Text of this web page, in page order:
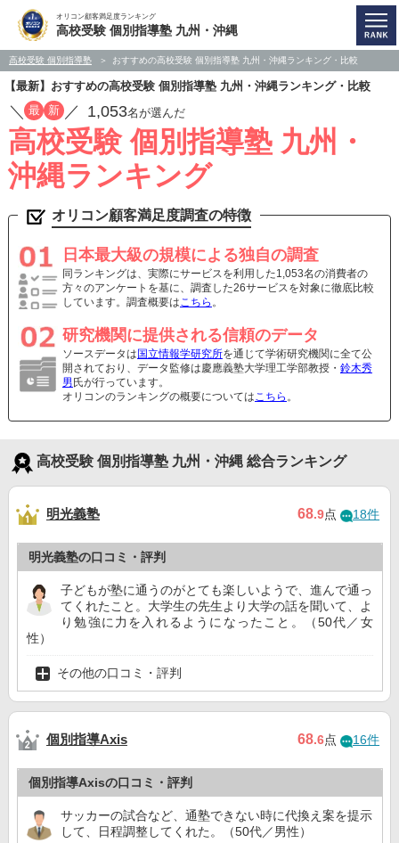
オリコン顧客満足度ランキング
高校受験 個別指導塾 九州・沖縄
高校受験 個別指導塾 おすすめの高校受験 個別指導塾 九州・沖縄ランキング・比較
【最新】おすすめの高校受験 個別指導塾 九州・沖縄ランキング・比較
／ 最 新 ／ 1,053名が選んだ
高校受験 個別指導塾 九州・
沖縄ランキング
オリコン顧客満足度調査の特徴
日本最大級の規模による独自の調査
同ランキングは、実際にサービスを利用した1,053名の消費者の
方々のアンケートを基に、調査した26サービスを対象に徹底比較
しています。調査概要はこちら 。
研究機関に提供される信頼のデータ
ソースデータは 国立情報学研究所を通じて学術研究機関に全て公
開されており、データ監修は慶應義塾大学理工学部教授・ 鈴木秀
男 氏が行っています。
オリコンのランキングの概要についてはこちら 。
高校受験 個別指導塾 九州・沖縄 総合ランキング
明光義塾 68.9点 18件
明光義塾の口コミ・評判
子どもが塾に通うのがとても楽しいようで、進んで通っ
てくれたこと。大学生の先生より大学の話を聞いて、よ
り勉強に力を入れるようになったこと。（50代／女
性）
その他の口コミ・評判
個別指導Axis 68.6点 16件
個別指導Axisの口コミ・評判
サッカーの試合など、通塾できない時に代換え案を提示
して、日程調整してくれた。（50代／男性）